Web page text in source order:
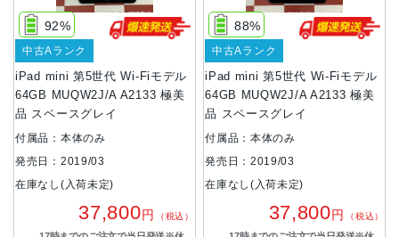
iPad mini 第5世代 Wi-Fiモデル
64GB MUQW2J/A A2133 極美
品 スペースグレイ
92%
中古Aランク
付属品：本体のみ
発売日：2019/03
在庫なし(入荷未定)
37,800円 （税込）
iPad mini 第5世代 Wi-Fiモデル
64GB MUQW2J/A A2133 極美
品 スペースグレイ
88%
中古Aランク
付属品：本体のみ
発売日：2019/03
在庫なし(入荷未定)
37,800円 （税込）